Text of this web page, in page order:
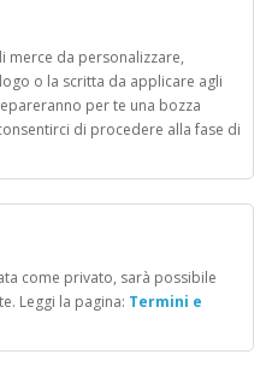
merce da personalizzare,
o la scritta da applicare agli
per te una bozza
di procedere alla fase di
come privato, sarà possibile
Leggi la pagina: Termini e